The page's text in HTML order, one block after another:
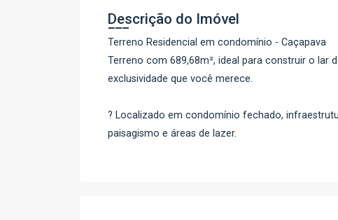
Descrição do Imóvel
Terreno Residencial em condomínio - Caçapava
Terreno com 689,68m², ideal para construir o
exclusividade que você merece.
? Localizado em condomínio fechado,
paisagismo e áreas de lazer.